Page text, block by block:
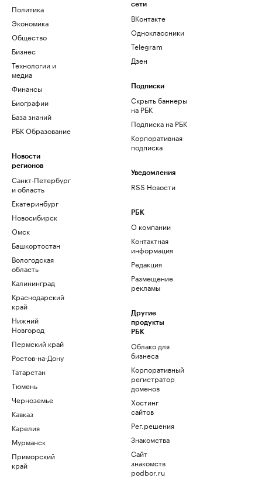
Политика
Экономика
Общество
Бизнес
Технологии и
медиа
Финансы
Биографии
База знаний
РБК Образование
Новости
регионов
Санкт-Петербург
и область
Екатеринбург
Новосибирск
Омск
Башкортостан
Вологодская
область
Калининград
Краснодарский
край
Нижний
Новгород
Пермский край
Ростов-на-Дону
Татарстан
Тюмень
Черноземье
Кавказ
Карелия
Мурманск
Приморский
край
сети
ВКонтакте
Одноклассники
Telegram
Дзен
Подписки
Скрыть баннеры
на РБК
Подписка на РБК
Корпоративная
подписка
Уведомления
RSS Новости
РБК
О компании
Контактная
информация
Редакция
Размещение
рекламы
Другие
продукты
РБК
Облако для
бизнеса
Корпоративный
регистратор
доменов
Хостинг
сайтов
Рег.решения
Знакомства
Сайт
знакомств
podbor.ru